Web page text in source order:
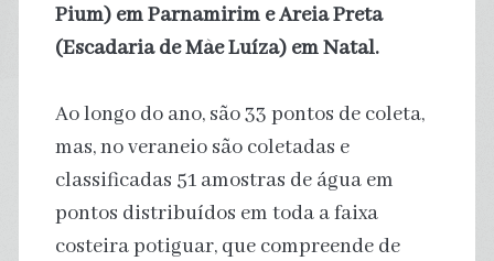
Pium) em Parnamirim e Areia Preta
(Escadaria de Mãe Luíza) em Natal.
Ao longo do ano, são 33 pontos de coleta,
mas, no veraneio são coletadas e
classificadas 51 amostras de água em
pontos distribuídos em toda a faixa
costeira potiguar, que compreende de